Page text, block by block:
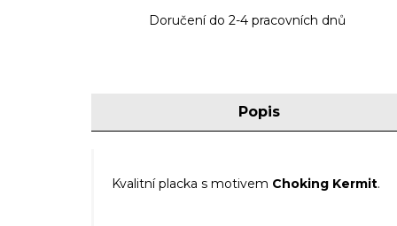
Doručení do 2-4 pracovních dnů
Popis
Kvalitní placka s motivem Choking Kermit.